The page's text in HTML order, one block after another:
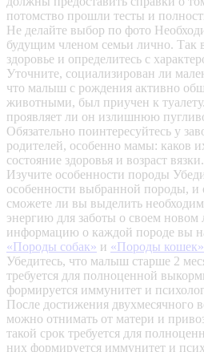
потомство прошли тесты и
Не делайте выбор по фото
будущим членом семьи лично. Так
здоровье и определитесь с
Уточните, социализирован ли
что малыш с рождения активно
животными, был приучен к
проявляет ли он излишнюю
Обязательно поинтересуйтесь у
родителей, особенно мамы: каков
состояние здоровья и возраст вязки.
Изучите особенности породы
особенности выбранной породы, и
сможете ли вы выделить
энергию для заботы о своем
информацию о каждой породе вы
«Породы собак» и «Породы кошек»
Убедитесь, что малыш старше 2
требуется для полноценной
формируется иммунитет и
После достижения двухмесячного
можно отнимать от матери и
такой срок требуется для
них формируется иммунитет и